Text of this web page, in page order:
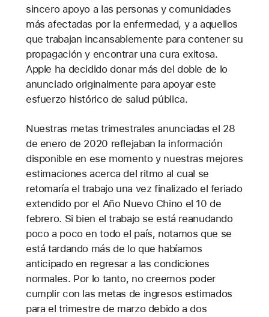
sincero apoyo a las personas y comunidades
más afectadas por la enfermedad, y a aquellos
que trabajan incansablemente para contener su
propagación y encontrar una cura exitosa.
Apple ha decidido donar más del doble de lo
anunciado originalmente para apoyar este
esfuerzo histórico de salud pública.
Nuestras metas trimestrales anunciadas el 28
de enero de 2020 reflejaban la información
disponible en ese momento y nuestras mejores
estimaciones acerca del ritmo al cual se
retomaría el trabajo una vez finalizado el feriado
extendido por el Año Nuevo Chino el 10 de
febrero. Si bien el trabajo se está reanudando
poco a poco en todo el país, notamos que se
está tardando más de lo que habíamos
anticipado en regresar a las condiciones
normales. Por lo tanto, no creemos poder
cumplir con las metas de ingresos estimados
para el trimestre de marzo debido a dos